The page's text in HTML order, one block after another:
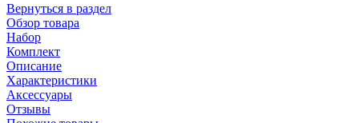
Вернуться в раздел
Обзор товара
Набор
Комплект
Описание
Характеристики
Аксессуары
Отзывы